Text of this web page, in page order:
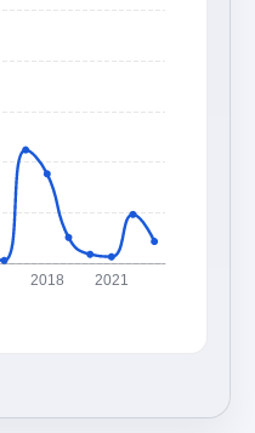
2018 2021